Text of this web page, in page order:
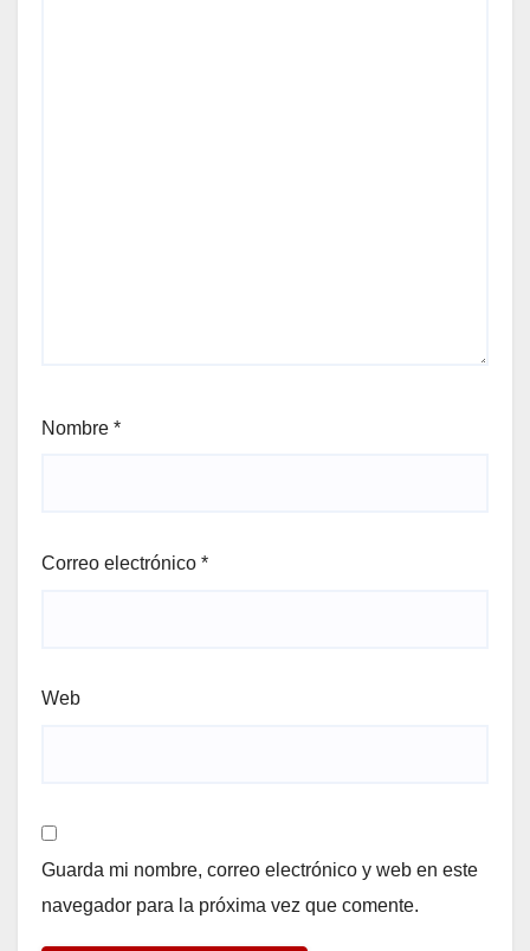
Nombre *
Correo electrónico *
Web
Guarda mi nombre, correo electrónico y web en este
navegador para la próxima vez que comente.